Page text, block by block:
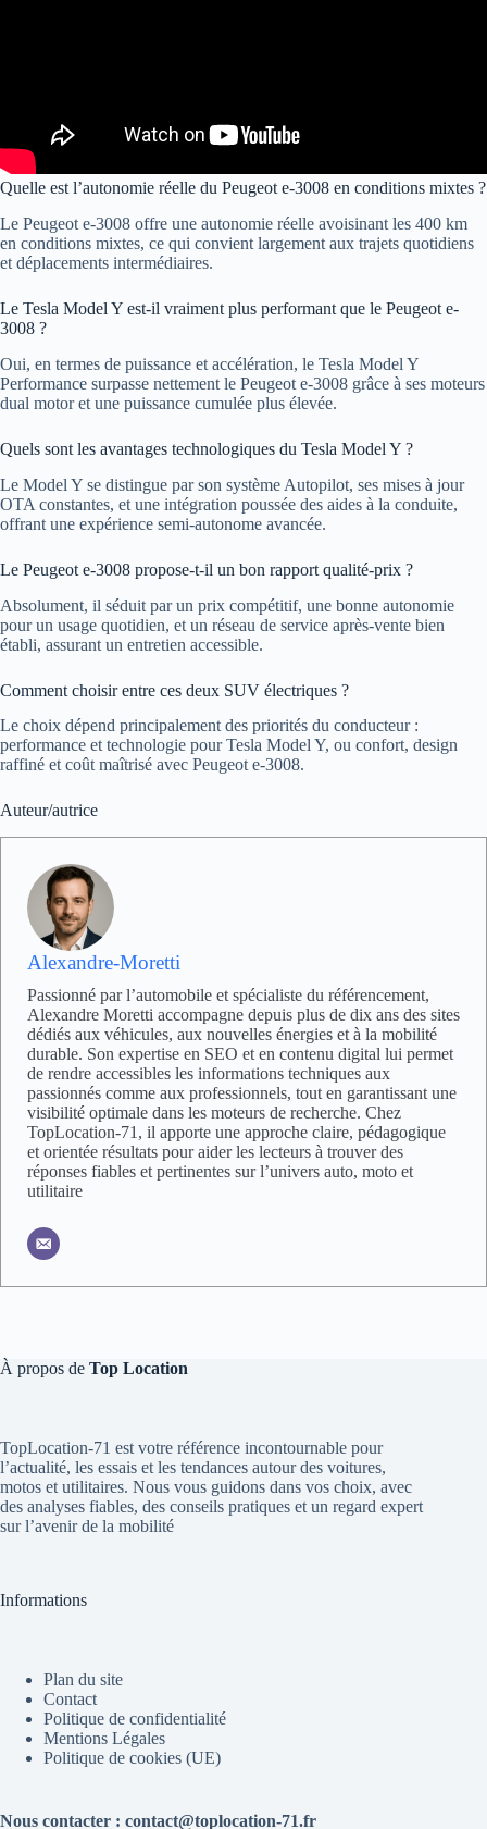
Quelle est l’autonomie réelle du Peugeot e-3008 en conditions mixtes ?
Le Peugeot e-3008 offre une autonomie réelle avoisinant les 400 km
en conditions mixtes, ce qui convient largement aux trajets quotidiens
et déplacements intermédiaires.
Le Tesla Model Y est-il vraiment plus performant que le Peugeot e-
3008 ?
Oui, en termes de puissance et accélération, le Tesla Model Y
Performance surpasse nettement le Peugeot e-3008 grâce à ses moteurs
dual motor et une puissance cumulée plus élevée.
Quels sont les avantages technologiques du Tesla Model Y ?
Le Model Y se distingue par son système Autopilot, ses mises à jour
OTA constantes, et une intégration poussée des aides à la conduite,
offrant une expérience semi-autonome avancée.
Le Peugeot e-3008 propose-t-il un bon rapport qualité-prix ?
Absolument, il séduit par un prix compétitif, une bonne autonomie
pour un usage quotidien, et un réseau de service après-vente bien
établi, assurant un entretien accessible.
Comment choisir entre ces deux SUV électriques ?
Le choix dépend principalement des priorités du conducteur :
performance et technologie pour Tesla Model Y, ou confort, design
raffiné et coût maîtrisé avec Peugeot e-3008.
Auteur/autrice
Alexandre-Moretti
Passionné par l’automobile et spécialiste du référencement,
Alexandre Moretti accompagne depuis plus de dix ans des sites
dédiés aux véhicules, aux nouvelles énergies et à la mobilité
durable. Son expertise en SEO et en contenu digital lui permet
de rendre accessibles les informations techniques aux
passionnés comme aux professionnels, tout en garantissant une
visibilité optimale dans les moteurs de recherche. Chez
TopLocation-71, il apporte une approche claire, pédagogique
et orientée résultats pour aider les lecteurs à trouver des
réponses fiables et pertinentes sur l’univers auto, moto et
utilitaire
À propos de Top Location
TopLocation-71 est votre référence incontournable pour
l’actualité, les essais et les tendances autour des voitures,
motos et utilitaires. Nous vous guidons dans vos choix, avec
des analyses fiables, des conseils pratiques et un regard expert
sur l’avenir de la mobilité
Informations
Plan du site
Contact
Politique de confidentialité
Mentions Légales
Politique de cookies (UE)
Nous contacter : contact@toplocation-71.fr